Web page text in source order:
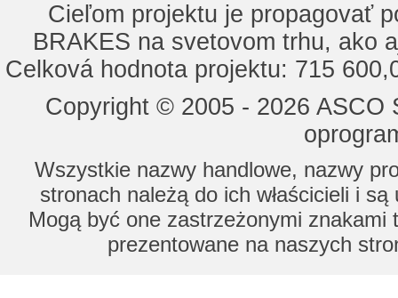
Cieľom projektu je propagovať
BRAKES na svetovom trhu, ako
Celková hodnota projektu: 715
Copyright © 2005 - 2026
Wszystkie nazwy handlowe, nazwy
stronach należą do ich właścicieli i
Mogą być one zastrzeżonymi znakami
prezentowane na naszych